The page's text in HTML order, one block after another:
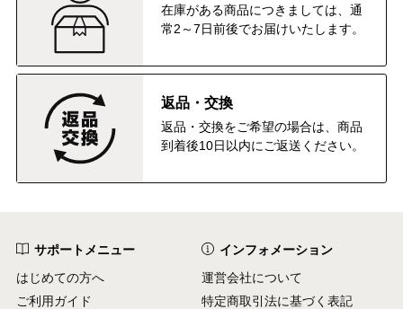
在庫がある商品につきましては、通
常2～7日前後でお届けいたします。
返品・交換
返品・交換をご希望の場合は、商品
到着後10日以内にご返送ください。
サポートメニュー
はじめての方へ
ご利用ガイド
インフォメーション
運営会社について
特定商取引法に基づく表記